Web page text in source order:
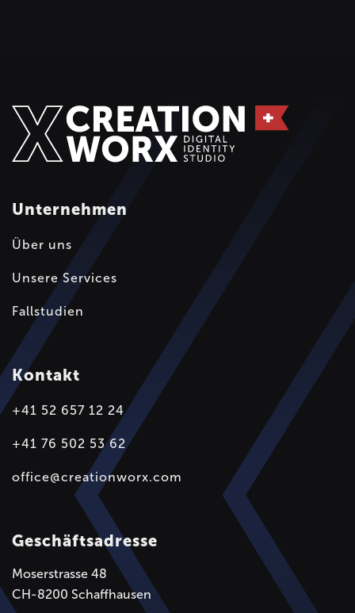
Unternehmen
Über uns
Unsere Services
Fallstudien
Kontakt
+41 52 657 12 24
+41 76 502 53 62
office@creationworx.com
Geschäftsadresse
Moserstrasse 48
CH-8200 Schaffhausen